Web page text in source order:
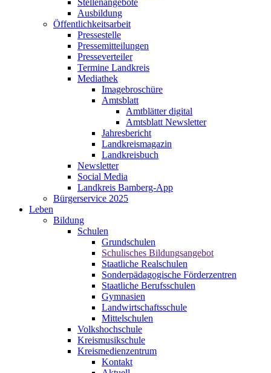
Stellenangebote
Ausbildung
Öffentlichkeitsarbeit
Pressestelle
Pressemitteilungen
Presseverteiler
Termine Landkreis
Mediathek
Imagebroschüre
Amtsblatt
Amtblätter digital
Amtsblatt Newsletter
Jahresbericht
Landkreismagazin
Landkreisbuch
Newsletter
Social Media
Landkreis Bamberg-App
Bürgerservice 2025
Leben
Bildung
Schulen
Grundschulen
Schulisches Bildungsangebot
Staatliche Realschulen
Sonderpädagogische Förderzentren
Staatliche Berufsschulen
Gymnasien
Landwirtschaftsschule
Mittelschulen
Volkshochschule
Kreismusikschule
Kreismedienzentrum
Kontakt